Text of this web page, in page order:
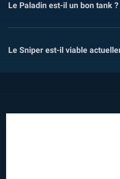
Le Paladin est-il un bon tank ?
Le Sniper est-il viable